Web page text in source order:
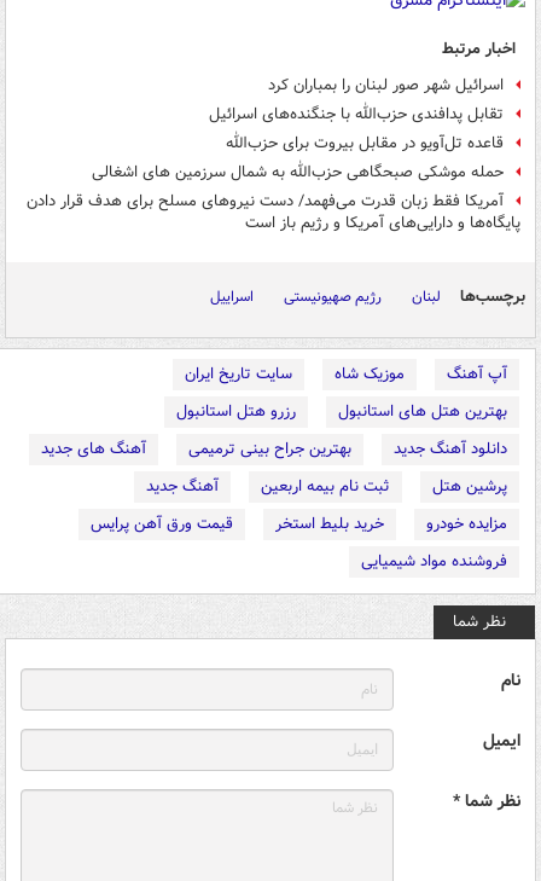
اخبار مرتبط
اسرائیل شهر صور لبنان را بمباران کرد
تقابل پدافندی حزب‌الله با جنگنده‌های اسرائیل
قاعده تل‌آویو در مقابل بیروت برای حزب‌الله
حمله موشکی صبحگاهی حزب‌الله به شمال سرزمین های اشغالی
آمریکا فقط زبان قدرت می‌فهمد/ دست نیروهای مسلح برای هدف قرار دادن
پایگاه‌ها و دارایی‌های آمریکا و رژیم باز است
برچسب‌ها لبنان رژیم صهیونیستی اسراییل
آپ آهنگ موزیک شاه
سایت تاریخ ایران
بهترین هتل های استانبول
رزرو هتل استانبول
دانلود آهنگ جدید
بهترین جراح بینی ترمیمی
آهنگ های جدید
پرشین هتل
ثبت نام بیمه اربعین
آهنگ جدید
مزایده خودرو
خرید بلیط استخر
قیمت ورق آهن پرایس
فروشنده مواد شیمیایی
نظر شما
نام
ایمیل
نظر شما *